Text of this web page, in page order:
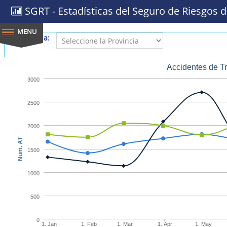
SGRT - Estadísticas del Seguro de Riesgos
Provincia:
Num. AT
Accidentes de
1. Jan 1. Feb 1. Mar 1. Apr 1. May
0
500
1000
1500
2000
2500
3000